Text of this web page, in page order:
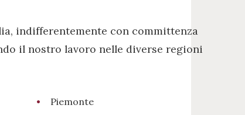
indifferentemente con committenza
il nostro lavoro nelle diverse regioni
Piemonte